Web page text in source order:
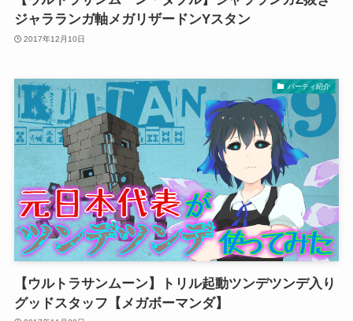
ジャラランガ軸メガリザードンYスタン
2017年12月10日
パーティ紹介
【ウルトラサンムーン】トリル起動ツンデツンデ入り
グッドスタッフ【メガボーマンダ】